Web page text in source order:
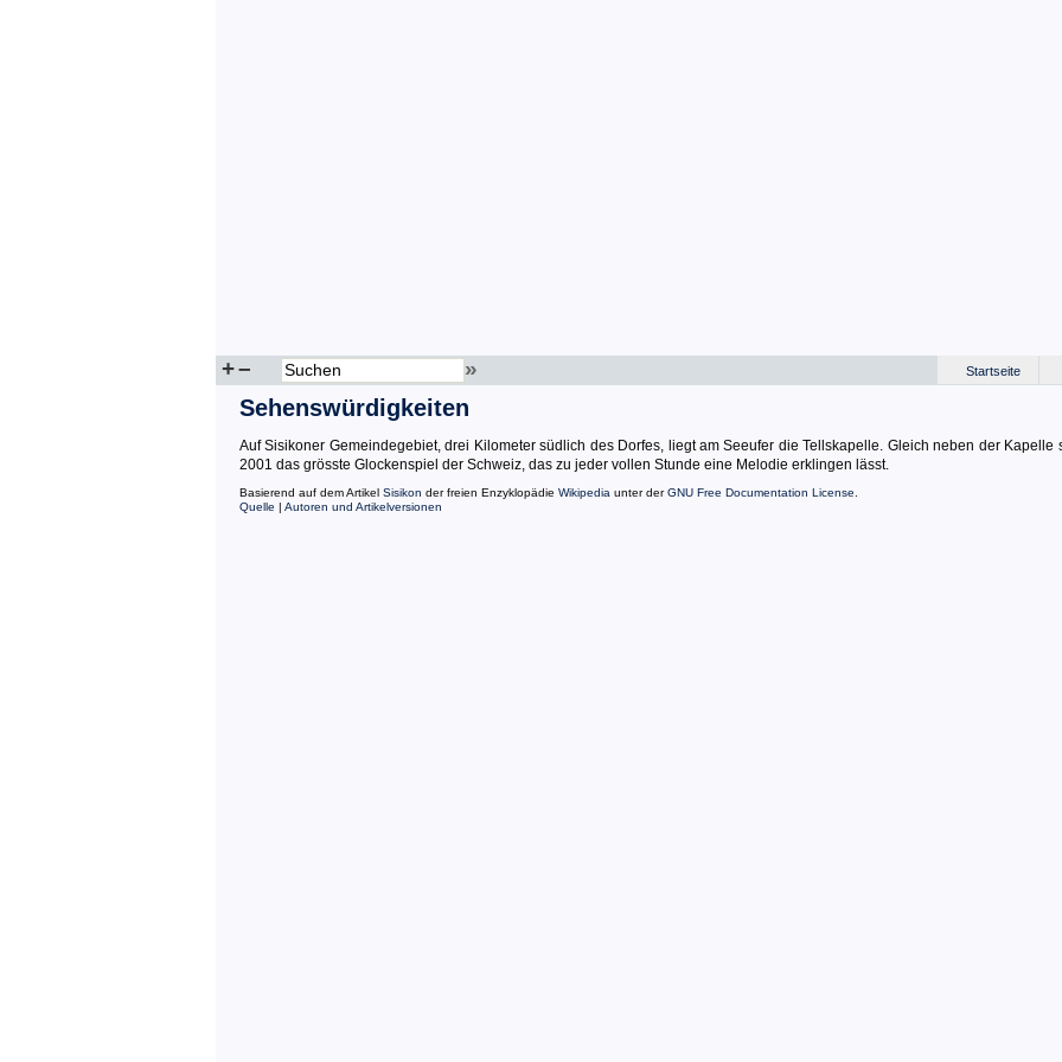
+– » Startseite
Sehenswürdigkeiten
Auf Sisikoner Gemeindegebiet, drei Kilometer südlich des Dorfes, liegt am Seeufer die Tellskapelle. Gleich neben der Kapelle
2001 das grösste Glockenspiel der Schweiz, das zu jeder vollen Stunde eine Melodie erklingen lässt.
Basierend auf dem Artikel Sisikon der freien Enzyklopädie Wikipedia unter derGNU Free Documentation License
Quelle | Autoren und Artikelversionen